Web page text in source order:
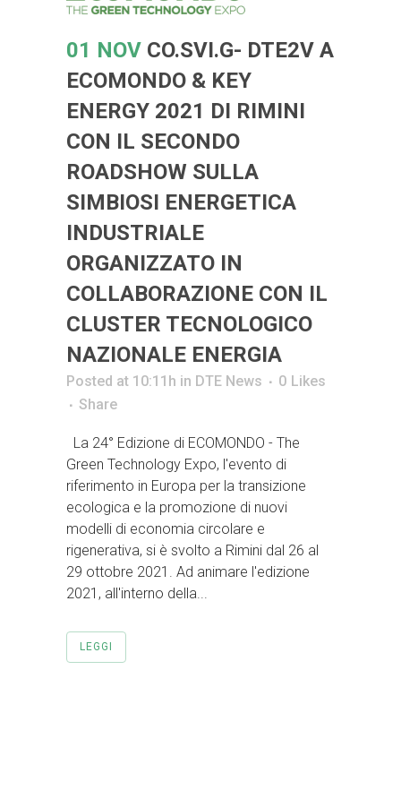
01 NOV CO.SVI.G- DTE2V A
ECOMONDO & KEY
ENERGY 2021 DI RIMINI
CON IL SECONDO
ROADSHOW SULLA
SIMBIOSI ENERGETICA
INDUSTRIALE
ORGANIZZATO IN
COLLABORAZIONE CON IL
CLUSTER TECNOLOGICO
NAZIONALE ENERGIA
Posted at 10:11h in DTE News 0 Likes
Share
La 24° Edizione di ECOMONDO - The
Green Technology Expo, l'evento di
riferimento in Europa per la transizione
ecologica e la promozione di nuovi
modelli di economia circolare e
rigenerativa, si è svolto a Rimini dal 26 al
29 ottobre 2021. Ad animare l'edizione
2021, all'interno della...
LEGGI